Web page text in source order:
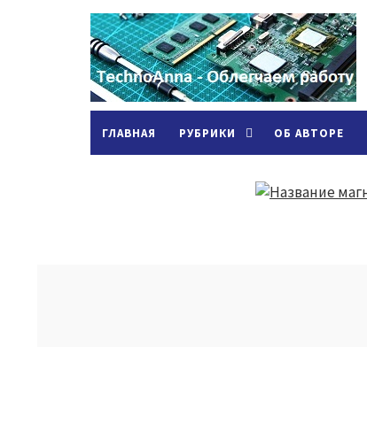
ГЛАВНАЯ РУБРИКИ ОБ АВТОРЕ